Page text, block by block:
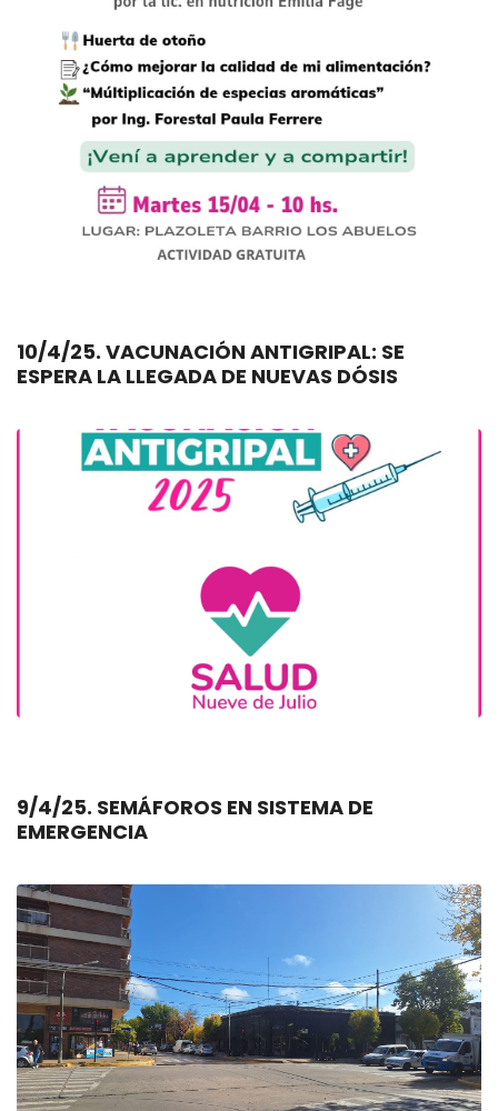
10/4/25. VACUNACIÓN ANTIGRIPAL: SE
ESPERA LA LLEGADA DE NUEVAS DÓSIS
9/4/25. SEMÁFOROS EN SISTEMA DE
EMERGENCIA